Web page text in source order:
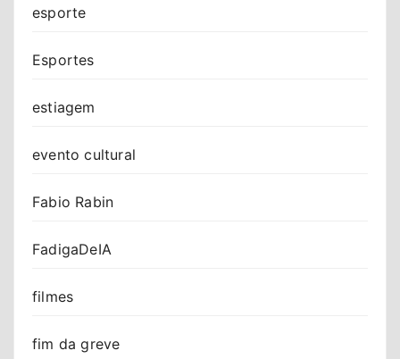
esporte
Esportes
estiagem
evento cultural
Fabio Rabin
FadigaDeIA
filmes
fim da greve